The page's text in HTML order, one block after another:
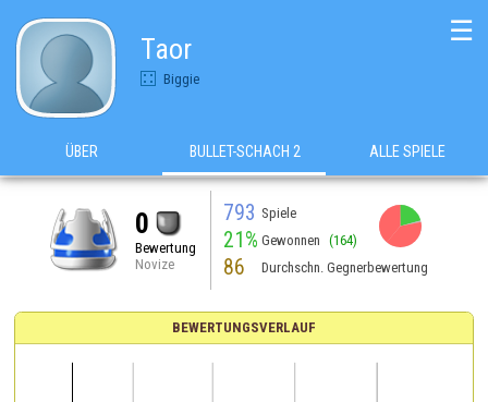
Taor
Biggie
☰
ÜBER BULLET-SCHACH 2 ALLE SPIELE
0
Bewertung
Novize
793 Spiele
21% Gewonnen (164)
86 Durchschn. Gegnerbewertung
BEWERTUNGSVERLAUF